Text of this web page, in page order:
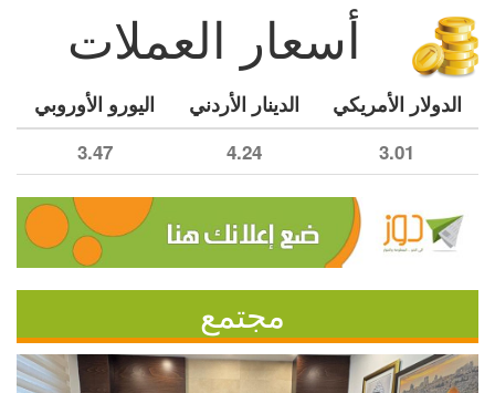
أسعار العملات
الدولار الأمريكي الدينار الأردني اليورو الأوروبي
3.01
4.24
3.47
مجتمع